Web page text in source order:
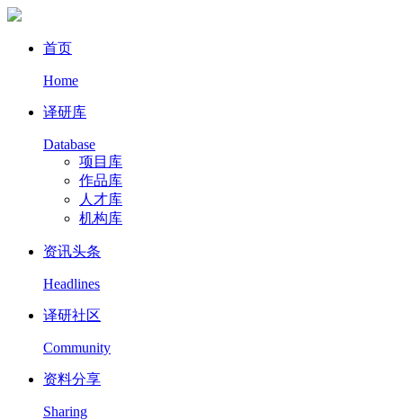
首页
Home
译研库
Database
项目库
作品库
人才库
机构库
资讯头条
Headlines
译研社区
Community
资料分享
Sharing